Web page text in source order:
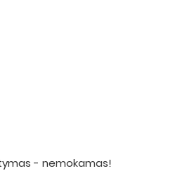
- nemokamas!